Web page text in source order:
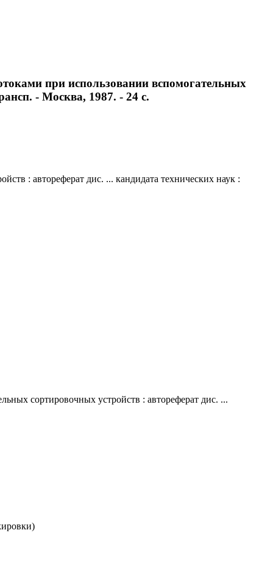
при использовании вспомогательных
- Москва, 1987. - 24 с.
: автореферат дис. ... кандидата технических наук :
сортировочных устройств : автореферат дис. ...